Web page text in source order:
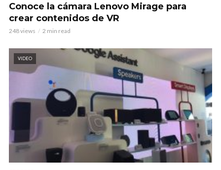
Conoce la cámara Lenovo Mirage para
crear contenidos de VR
248 views 2 min read
VIDEO